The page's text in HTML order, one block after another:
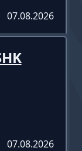
07.08.2026
07.08.2026